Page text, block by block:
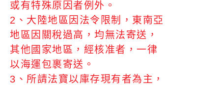
或有特殊原因者例外。
2、大陸地區因法令限制，東南亞
地區因關稅過高，均無法寄送，
其他國家地區，經核准者，一律
以海運包裹寄送。
3、所請法寶以庫存現有者為主，